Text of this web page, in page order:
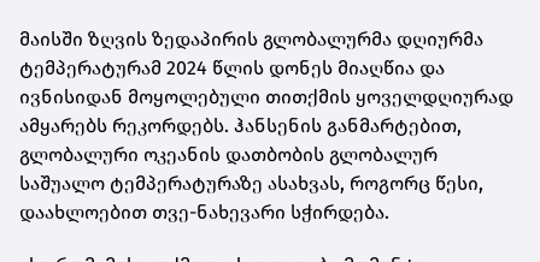
მაისში ზღვის ზედაპირის გლობალურმა დღიურმა
ტემპერატურამ 2024 წლის დონეს მიაღწია და
ივნისიდან მოყოლებული თითქმის ყოველდღიურად
ამყარებს რეკორდებს. ჰანსენის განმარტებით,
გლობალური ოკეანის დათბობის გლობალურ
საშუალო ტემპერატურაზე ასახვას, როგორც წესი,
დაახლოებით თვე-ნახევარი სჭირდება.